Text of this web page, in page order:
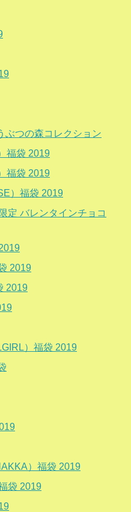
ぶつの森コレクション
福袋 2019
福袋 2019
）福袋 2019
定 バレンタインチョコ
2019
2019
）福袋 2019
）福袋 2019
袋 2019